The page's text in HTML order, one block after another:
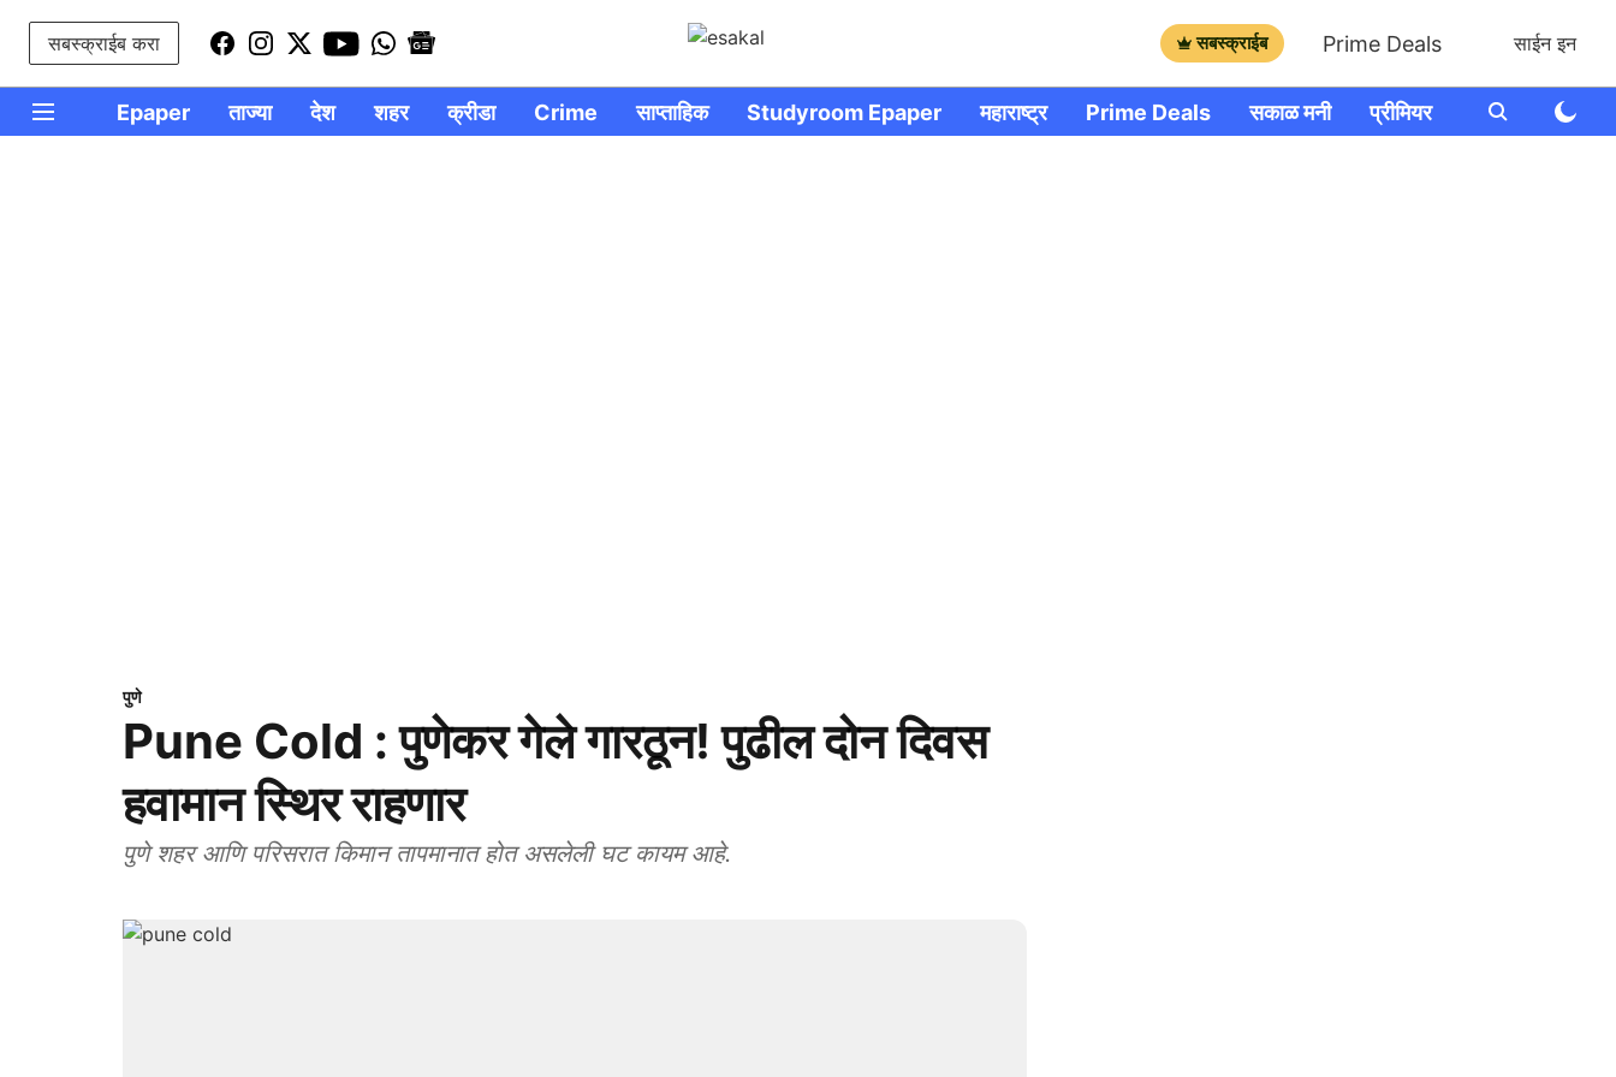
सबस्क्राईब करा सबस्क्राईब Prime Deals साईन इन
Epaper ताज्या देश शहर क्रीडा Crime साप्ताहिक Studyroom Epaper महाराष्ट्र Prime Deals सकाळ मनी प्रीमियर आणखी राशी
पुणे
Pune Cold : पुणेकर गेले गारठून! पुढील दोन दिवस
हवामान स्थिर राहणार
पुणे शहर आणि परिसरात किमान तापमानात होत असलेली घट कायम आहे.